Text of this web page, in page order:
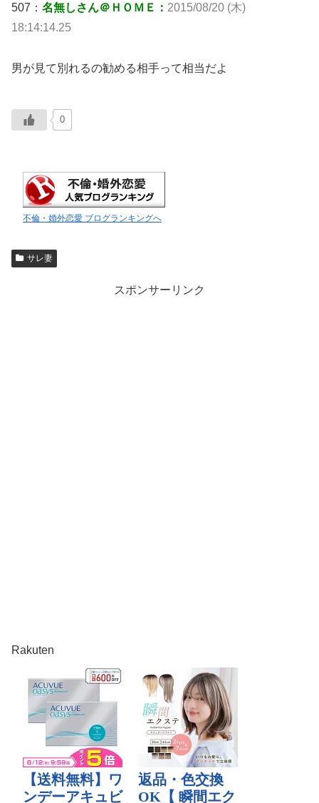
507： 名無しさん＠ＨＯＭＥ： 2015/08/20 (木)
18:14:14.25
男が見て別れるの勧める相手って相当だよ
0
不倫・婚外恋愛 ブログランキングへ
サレ妻
スポンサーリンク
Rakuten